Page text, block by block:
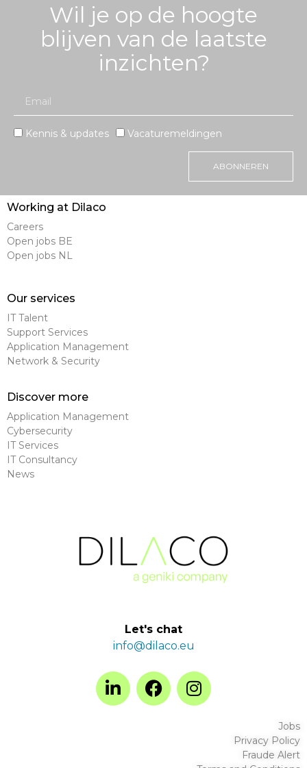
Wil je op de hoogte
blijven van de laatste
inzichten?
Kennis & updates Vacaturemeldingen
ABONNEREN
Working at Dilaco
Careers
Open jobs BE
Open jobs NL
Our services
IT Talent
Support Services
Application Management
Network & Security
Discover more
Application Management
Cybersecurity
IT Services
IT Consultancy
News
Let's chat
info@dilaco.eu
Jobs
Privacy Policy
Fraude Alert